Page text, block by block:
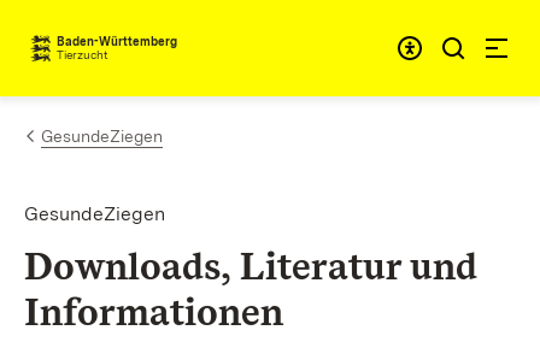
Zum Inhalt springen
Baden-Württemberg
Tierzucht
GesundeZiegen
GesundeZiegen
Downloads, Literatur und
Informationen